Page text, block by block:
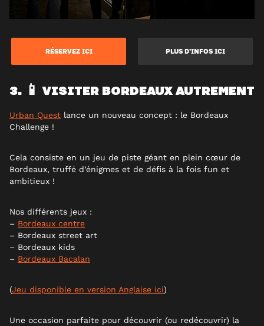
RÉSERVEZ ICI PLUS D’INFOS ICI
3. 📱 VISITER BORDEAUX AUTREMENT
Urban Quest lance un nouveau concept : le Bordeaux
Challenge !
Cela consiste en un jeu de piste géant en plein cœur de
Bordeaux, truffé d’énigmes et de défis à la fois fun et
ambitieux !
Nos différents jeux :
– Bordeaux centre
– Bordeaux street art
– Bordeaux kids
– Bordeaux Bacalan
(Jeu disponible en version Anglaise ici)
Une occasion parfaite pour découvrir (ou redécouvrir) la